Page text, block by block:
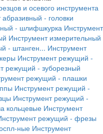
и осевого инструмента
- головки
- шлифшкурка Инструмент
Инструмент измерительный
- штанген... Инструмент
Инструмент режущий -
режущий - зуборезный
режущий - плашки
Инструмент режущий -
Инструмент режущий -
кольцевые Инструмент
режущий - фрезы
ные Инструмент